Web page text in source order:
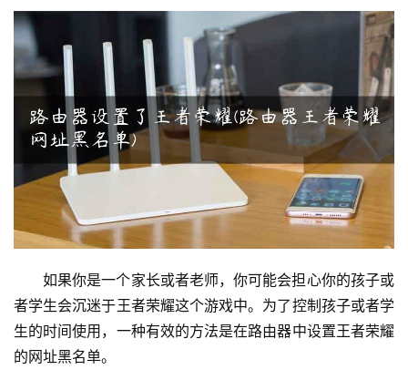
页
路
由
器
置
1
2
.
1
6
如果你是一个家长或者老师，你可能会担心你的孩子或
者学生会沉迷于王者荣耀这个游戏中。为了控制孩子或者学
生的时间使用，一种有效的方法是在路由器中设置王者荣耀
的网址黑名单。